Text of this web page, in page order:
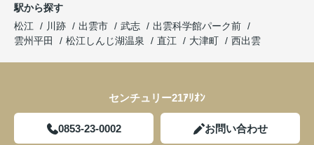
駅から探す
松江
川跡 出雲市 武志
出雲科学館パーク前
雲州平田
松江しんじ湖温泉 直江 大津町 西出雲
センチュリー21ｱﾘｵﾝ
0853-23-0002 お問い合わせ